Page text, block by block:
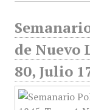
de Nuevo
80, Julio